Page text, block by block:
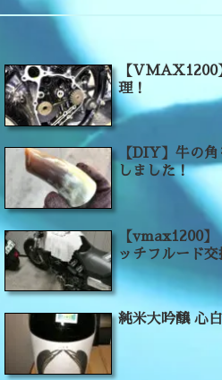
【VMAX1200
理！
【DIY】牛の
しました！
【vmax1200
ッチフルード交
純米大吟醸 心